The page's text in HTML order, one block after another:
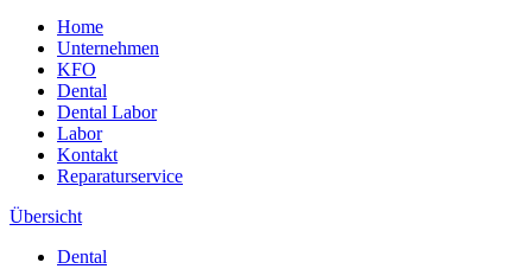
Home
Unternehmen
KFO
Dental
Dental Labor
Labor
Kontakt
Reparaturservice
Übersicht
Dental